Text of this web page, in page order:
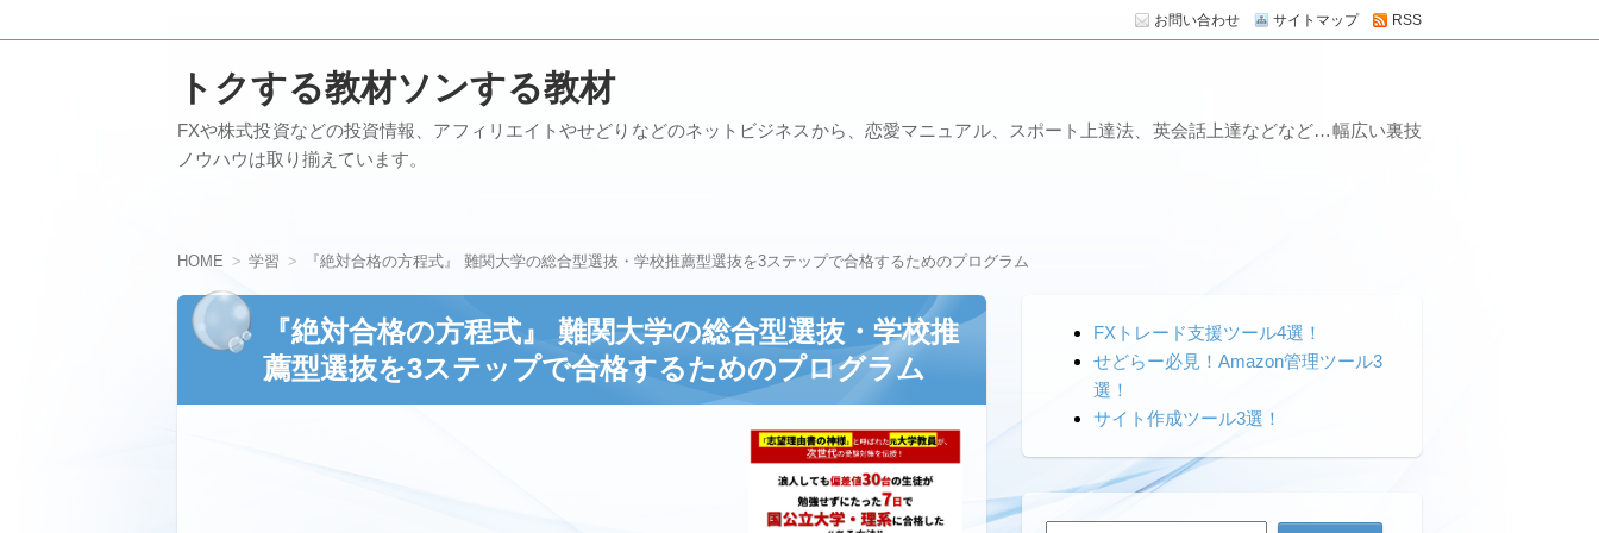
お問い合わせ サイトマップ RSS
トクする教材ソンする教材
FXや株式投資などの投資情報、アフィリエイトやせどりなどのネットビジネスから、恋愛マニュアル、スポート上達法、英会話上達などなど…幅広い裏技
ノウハウは取り揃えています。
HOME 学習 『絶対合格の方程式』 難関大学の総合型選抜・学校推薦型選抜を3ステップで合格するためのプログラム
『絶対合格の方程式』 難関大学の総合型選抜・学校推
薦型選抜を3ステップで合格するためのプログラム
FXトレード支援ツール4選！
せどらー必見！Amazon管理ツール3
選！
サイト作成ツール3選！
検